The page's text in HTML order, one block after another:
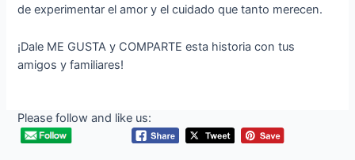
de experimentar el amor y el cuidado que tanto merecen.
¡Dale ME GUSTA y COMPARTE esta historia con tus
amigos y familiares!
Please follow and like us: